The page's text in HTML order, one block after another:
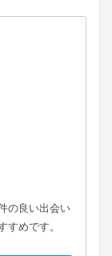
の良い出会い
めです。